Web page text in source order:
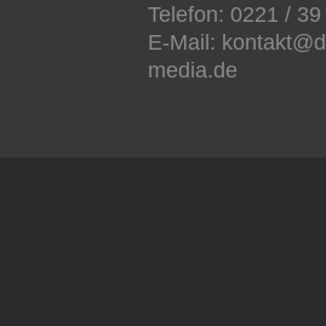
Telefon: 0221 /
E-Mail:
media.de